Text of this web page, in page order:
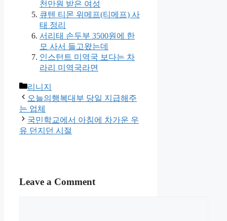
천만원 받은 여성
큐텐 티몬 위메프(티메프) 사
태 정리
서리태 손두부 3500원에 한
모 사서 들고왔는데
인스턴트 미역국 보다는 차
라리 미역국라면
Categories
리니지
오늘의행복대부 당일 지급해주
는 업체
국민학교에서 아침에 차가운 우
유 던지던 시절
Leave a Comment